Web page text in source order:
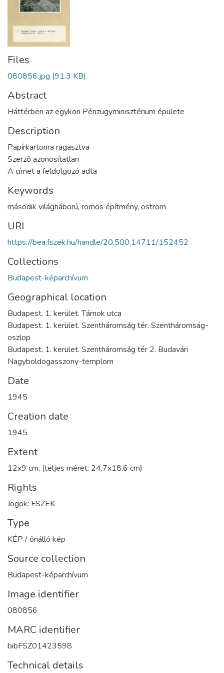
Files
080856.jpg (91.3 KB)
Abstract
Háttérben az egykori Pénzügyminisztérium épülete
Description
Papírkartonra ragasztva
Szerző azonosítatlan
A címet a feldolgozó adta
Keywords
második világháború, romos építmény, ostrom
URI
https://bea.fszek.hu/handle/20.500.14711/152452
Collections
Budapest-képarchívum
Geographical location
Budapest. 1. kerület. Tárnok utca
Budapest. 1. kerület. Szentháromság tér. Szentháromság-
oszlop
Budapest. 1. kerület. Szentháromság tér 2. Budavári
Nagyboldogasszony-templom
Date
1945
Creation date
1945
Extent
12x9 cm, (teljes méret: 24,7x18,6 cm)
Rights
Jogok: FSZEK
Type
KÉP / önálló kép
Source collection
Budapest-képarchívum
Image identifier
080856
MARC identifier
bibFSZ01423598
Technical details